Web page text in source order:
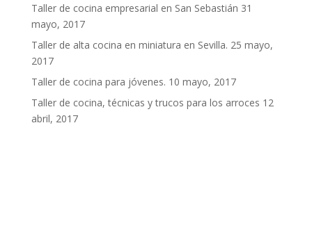
Taller de cocina empresarial en San Sebastián 31
mayo, 2017
Taller de alta cocina en miniatura en Sevilla. 25 mayo,
2017
Taller de cocina para jóvenes. 10 mayo, 2017
Taller de cocina, técnicas y trucos para los arroces 12
abril, 2017